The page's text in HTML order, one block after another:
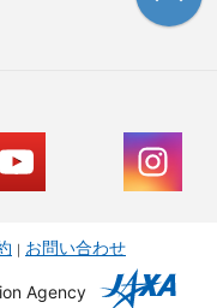
お問い合わせ
Agency